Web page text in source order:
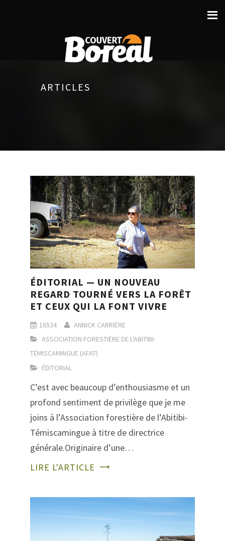
ARTICLES
ÉDITORIAL — UN NOUVEAU
REGARD TOURNÉ VERS LA FORÊT
ET CEUX QUI LA FONT VIVRE
16534
ANNICK CARRIÈRE
ASSOCIATION FORESTIÈRE DE L'ABITIBI-
TÉMISCAMINGUE (AFAT)
ÉDITORIAL
C’est avec beaucoup d’enthousiasme et un
profond sentiment de privilège que je me
joins à l’Association forestière de l’Abitibi-
Témiscamingue à titre de directrice
générale.Originaire d’une…
LIRE L'ARTICLE